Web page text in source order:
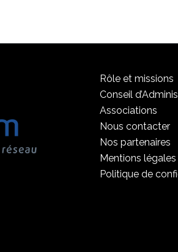
Rôle et missions
Conseil
Associations
Nous contacter
Nos partenaires
Mentions légales
Politique de